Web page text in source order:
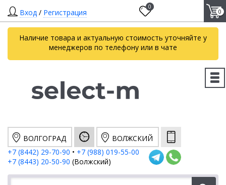
Вход / Регистрация
0
0
Наличие товара и актуальную стоимость уточняйте у
менеджеров по телефону или в чате
ВОЛГОГРАД
ВОЛЖСКИЙ
+7 (8442) 29-70-90 • +7 (988) 019-55-00
+7 (8443) 20-50-90 (Волжский)